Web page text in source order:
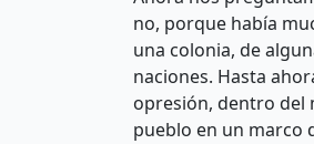
no, porque había
una colonia, de
naciones. Hasta
opresión, dentro del
pueblo en un marco